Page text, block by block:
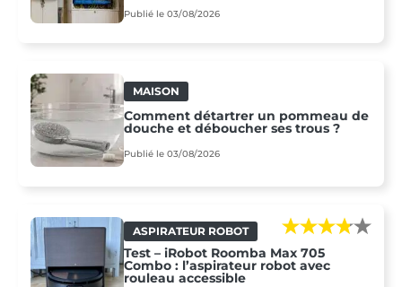
Publié le 03/08/2026
MAISON
Comment détartrer un pommeau de
douche et déboucher ses trous ?
Publié le 03/08/2026
ASPIRATEUR ROBOT
Test – iRobot Roomba Max 705
Combo : l’aspirateur robot avec
rouleau accessible